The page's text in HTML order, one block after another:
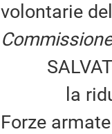
volontarie
la
Forze